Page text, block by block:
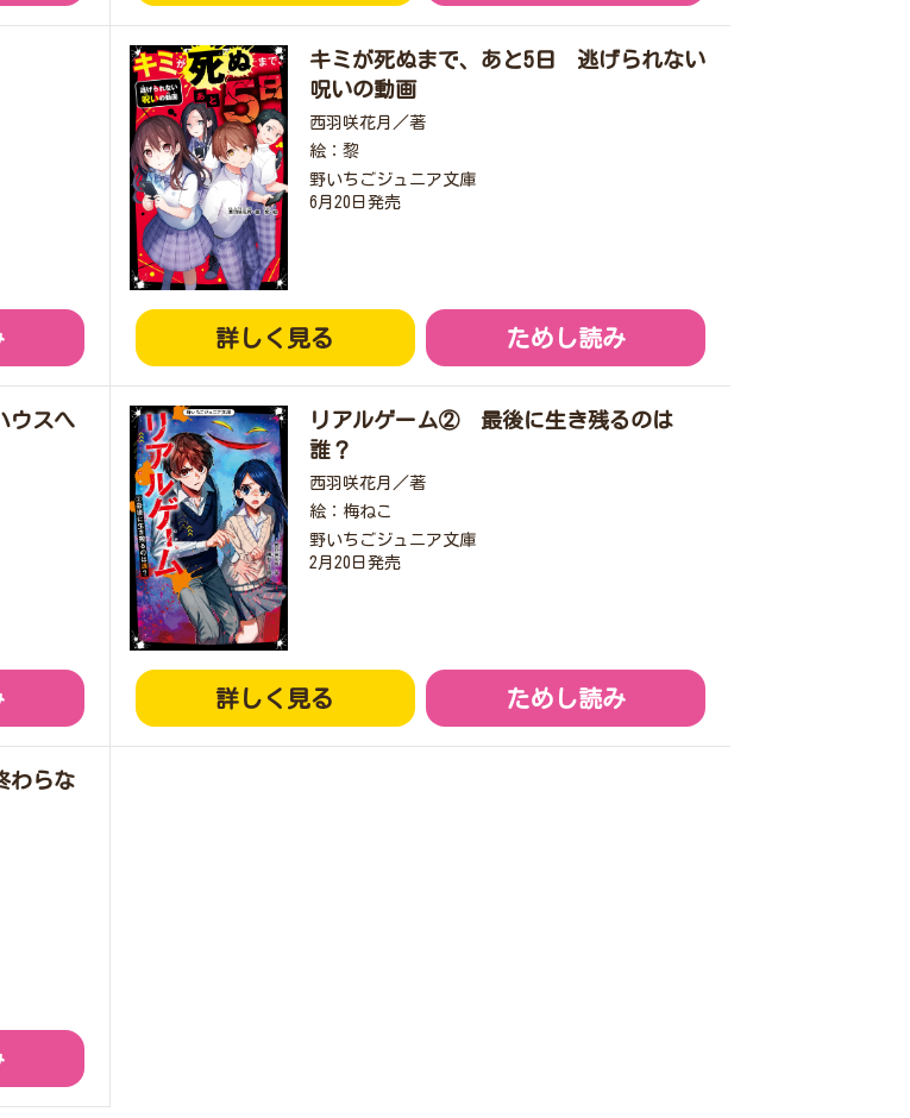
キミが死ぬまで、あと5日 逃げられない
呪いの動画
西羽咲花月／著
絵：黎
野いちごジュニア文庫
6月20日発売
詳しく見る ためし読み
ウスへ
リアルゲーム② 最後に生き残るのは
誰？
西羽咲花月／著
絵：梅ねこ
野いちごジュニア文庫
2月20日発売
詳しく見る ためし読み
わらな